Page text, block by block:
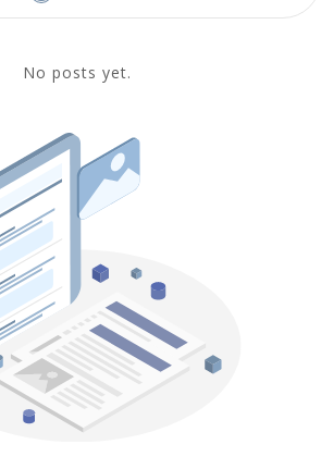
No posts yet.